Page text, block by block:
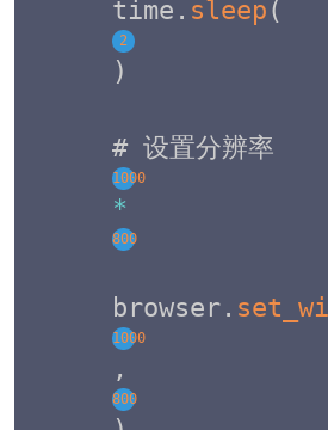
time . sleep (
2
)
# 设置分辨率
1000
*
800
browser.
1000
,
800